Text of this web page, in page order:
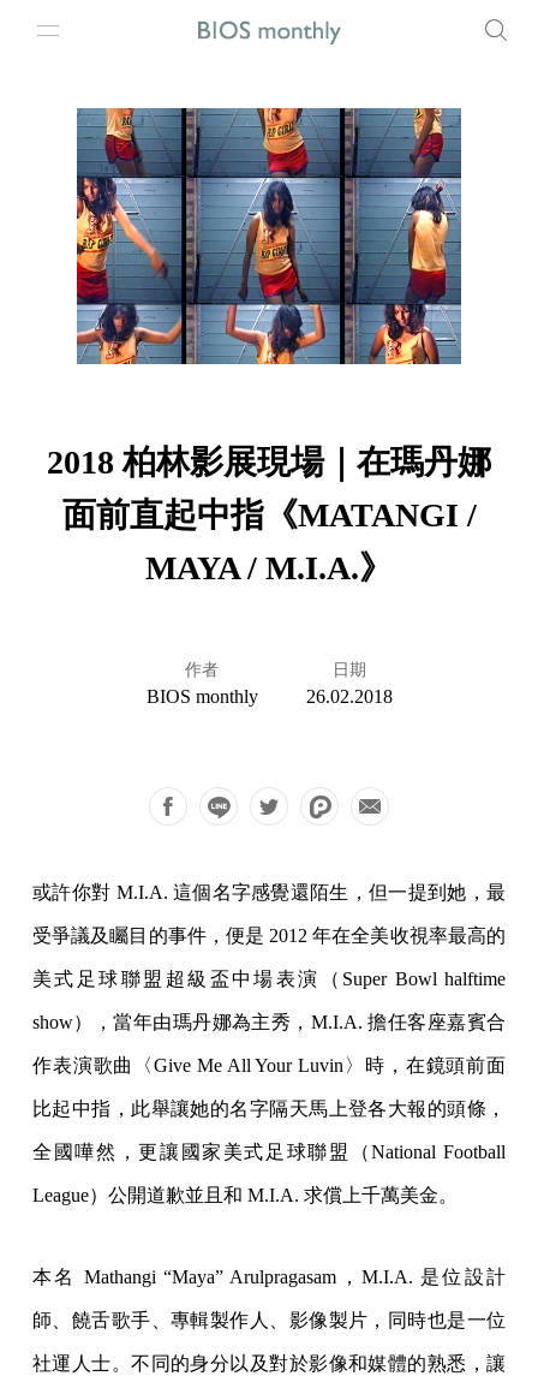
2018 柏林影展現場｜在瑪丹娜
面前直起中指《MATANGI /
MAYA / M.I.A.》
作者
BIOS monthly
日期
26.02.2018
或許你對 M.I.A. 這個名字感覺還陌生，但一提到她，最
受爭議及矚目的事件，便是 2012 年在全美收視率最高的
美式足球聯盟超級盃中場表演（Super Bowl halftime
show），當年由瑪丹娜為主秀，M.I.A. 擔任客座嘉賓合
作表演歌曲〈Give Me All Your Luvin〉時，在鏡頭前面
比起中指，此舉讓她的名字隔天馬上登各大報的頭條，
全國嘩然，更讓國家美式足球聯盟（National Football
League）公開道歉並且和 M.I.A. 求償上千萬美金。
本名 Mathangi “Maya” Arulpragasam，M.I.A. 是位設計
師、饒舌歌手、專輯製作人、影像製片，同時也是一位
社運人士。不同的身分以及對於影像和媒體的熟悉，讓